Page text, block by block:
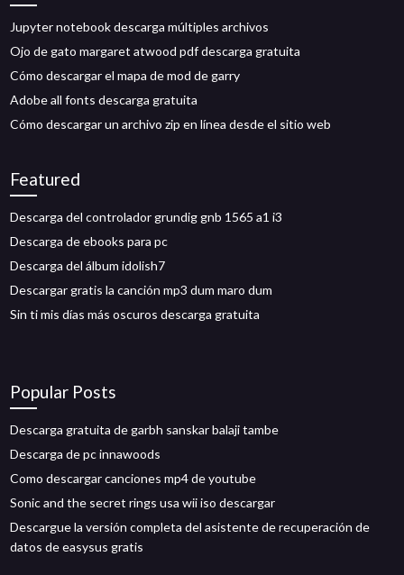
Jupyter notebook descarga múltiples archivos
Ojo de gato margaret atwood pdf descarga gratuita
Cómo descargar el mapa de mod de garry
Adobe all fonts descarga gratuita
Cómo descargar un archivo zip en línea desde el sitio web
Featured
Descarga del controlador grundig gnb 1565 a1 i3
Descarga de ebooks para pc
Descarga del álbum idolish7
Descargar gratis la canción mp3 dum maro dum
Sin ti mis días más oscuros descarga gratuita
Popular Posts
Descarga gratuita de garbh sanskar balaji tambe
Descarga de pc innawoods
Como descargar canciones mp4 de youtube
Sonic and the secret rings usa wii iso descargar
Descargue la versión completa del asistente de recuperación de
datos de easysus gratis